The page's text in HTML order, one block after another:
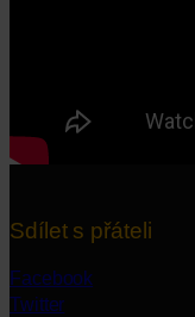
Sdílet s přáteli
Facebook
Twitter